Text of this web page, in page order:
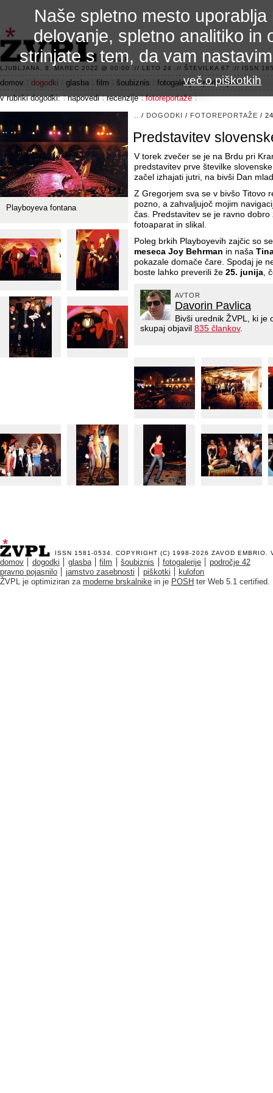
3.2 alfa R
LJUBLJANA, 8. MAREC 2022 @ 00:00 :// LETO 24 :// ŠTEVILKA 67 :// ISSN
domov dogodki glasba film šoubiznis fotogalerije
področje 42
v rubriki dogodki:
napovedi recenzije fotoreportaže
/ DOGODKI / FOTOREPORTAŽE /
Predstavitev
V torek zvečer se je na Brdu pri
predstavitev prve številke
začel izhajati jutri, na bivši Dan
Z Gregorjem sva se v bivšo Titovo
pozno, a zahvaljujoč mojim
čas. Predstavitev se je ravno
fotoaparat in slikal.
Poleg brkih Playboyevih zajčic so
meseca Joy Behrman in naša
pokazale domače čare. Spodaj je
boste lahko preverili že 25. junija,
AVTOR
Davorin Pavlica
Bivši urednik ŽVPL, ki je
skupaj objavil 835 člankov.
Playboyeva fontana
ISSN 1581-0534. COPYRIGHT (C) 1998-2026 ZAVOD EMBRIO .
domov dogodki glasba film šoubiznis fotogalerije
področje 42
pravno pojasnilo
jamstvo zasebnosti piškotki
kulofon
ŽVPL je optimiziran za moderne brskalnike in je POSH ter Web 5.1 certified.
Naše spletno mesto
delovanje, spletno analitiko in
strinjate s tem, da vam
več o piškotkih